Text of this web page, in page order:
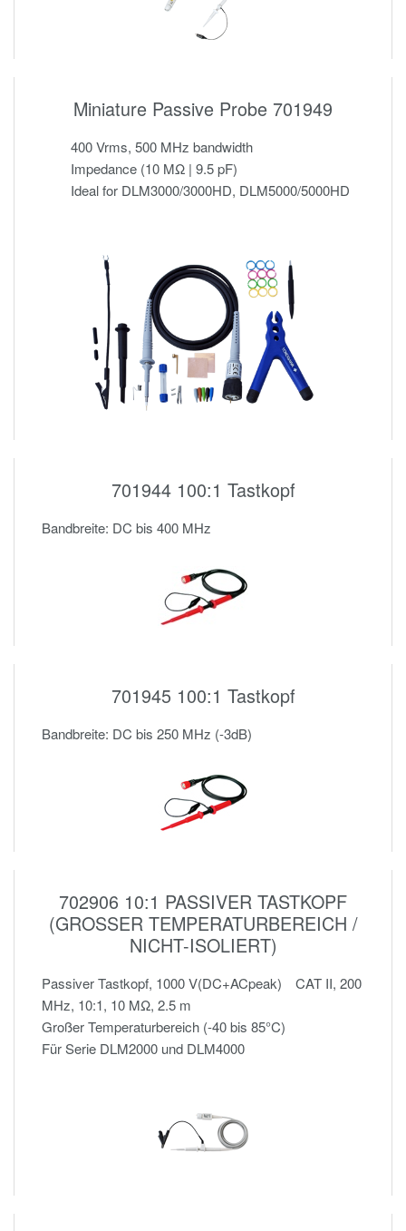
Miniature Passive Probe 701949
400 Vrms, 500 MHz bandwidth
Impedance (10 MΩ | 9.5 pF)
Ideal for DLM3000/3000HD, DLM5000/5000HD
701944 100:1 Tastkopf
Bandbreite: DC bis 400 MHz
701945 100:1 Tastkopf
Bandbreite: DC bis 250 MHz (-3dB)
702906 10:1 PASSIVER TASTKOPF
(GROSSER TEMPERATURBEREICH /
NICHT-ISOLIERT)
Passiver Tastkopf, 1000 V(DC+ACpeak) CAT II, 200
MHz, 10:1, 10 MΩ, 2.5 m
Großer Temperaturbereich (-40 bis 85°C)
Für Serie DLM2000 und DLM4000